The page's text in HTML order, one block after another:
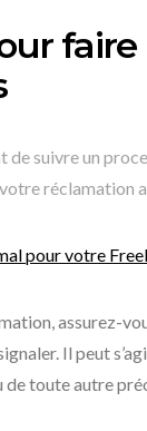
faire
de suivre un
réclamation
pour votre
assurez-
Il peut
de toute autre